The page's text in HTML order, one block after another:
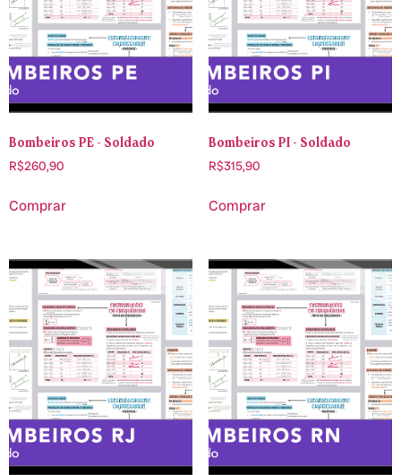
Bombeiros PE - Soldado
R$260,90
Comprar
Bombeiros PI - Soldado
R$315,90
Comprar